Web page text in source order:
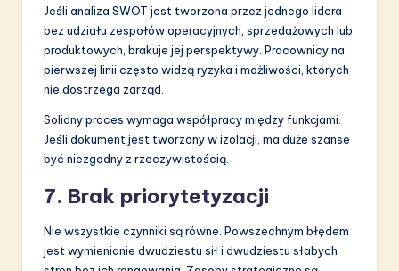
Jeśli analiza SWOT jest tworzona przez jednego lidera
bez udziału zespołów operacyjnych, sprzedażowych lub
produktowych, brakuje jej perspektywy. Pracownicy na
pierwszej linii często widzą ryzyka i możliwości, których
nie dostrzega zarząd.
Solidny proces wymaga współpracy między funkcjami.
Jeśli dokument jest tworzony w izolacji, ma duże szanse
być niezgodny z rzeczywistością.
7. Brak priorytetyzacji
Nie wszystkie czynniki są równe. Powszechnym błędem
jest wymienianie dwudziestu sił i dwudziestu słabych